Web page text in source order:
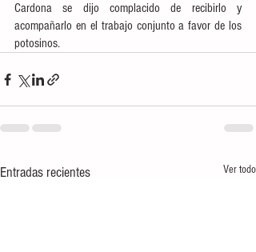
Cardona se dijo complacido de recibirlo y
acompañarlo en el trabajo conjunto a favor de los
potosinos.
Entradas recientes Ver todo